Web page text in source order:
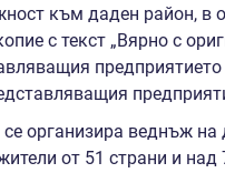
към даден район, в
с текст „Вярно с
се организира веднъж на
от 51 страни и над